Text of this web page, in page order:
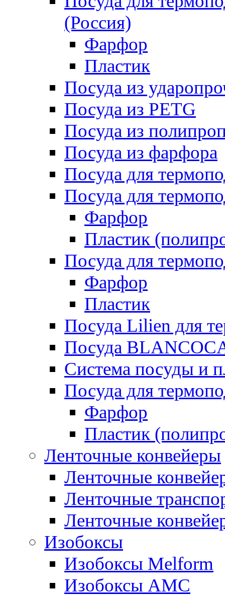
(Россия)
Фарфор
Пластик
Посуда из
Посуда из PETG
Посуда из
Посуда из фарфора
Посуда для
Посуда для
Фарфор
Пластик
Посуда для
Фарфор
Пластик
Посуда Lilien для
Посуда
Система посуды и
Посуда для
Фарфор
Пластик
Ленточные конвейеры
Ленточные
Ленточные
Ленточные
Изобоксы
Изобоксы Melform
Изобоксы AMC